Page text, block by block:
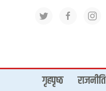
गृहपृष्‍ठ राजनीति